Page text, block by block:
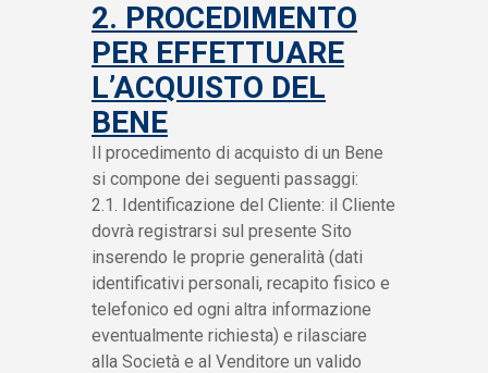
2. PROCEDIMENTO
PER EFFETTUARE
L’ACQUISTO DEL
BENE
Il procedimento di acquisto di un Bene
si compone dei seguenti passaggi:
2.1. Identificazione del Cliente: il Cliente
dovrà registrarsi sul presente Sito
inserendo le proprie generalità (dati
identificativi personali, recapito fisico e
telefonico ed ogni altra informazione
eventualmente richiesta) e rilasciare
alla Società e al Venditore un valido